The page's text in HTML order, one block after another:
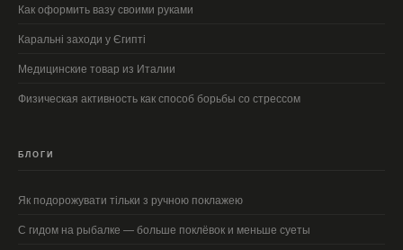
Как оформить вазу своими руками
Каральні заходи у Єгипті
Медицинские товар из Италии
Физическая активность как способ борьбы со стрессом
БЛОГИ
Як подорожувати тільки з ручною поклажею
С гидом на рыбалке — больше поклёвок и меньше суеты